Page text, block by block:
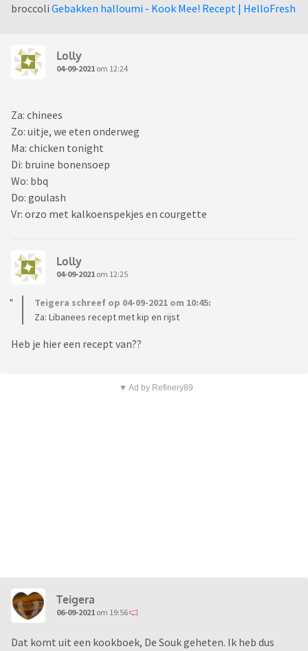
broccoli Gebakken halloumi - Kook Mee! Recept | HelloFresh
Lolly
04-09-2021 om 12:24
Za: chinees
Zo: uitje, we eten onderweg
Ma: chicken tonight
Di: bruine bonensoep
Wo: bbq
Do: goulash
Vr: orzo met kalkoenspekjes en courgette
Lolly
04-09-2021 om 12:25
Teigera schreef op 04-09-2021 om 10:45:
Za: Libanees recept met kip en rijst
Heb je hier een recept van??
▼ Ad by Refinery89
Teigera
06-09-2021 om 19:56
Dat komt uit een kookboek, De Souk geheten. Ik heb dus